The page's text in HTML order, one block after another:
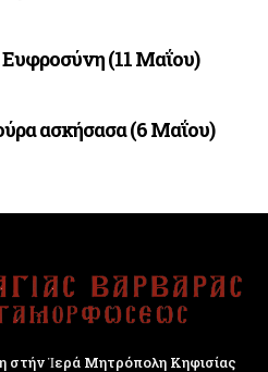
Ευφροσύνη (11 Μαΐου)
ασκήσασα (6 Μαΐου)
στήν Ἱερά Μητρόπολη Κηφισίας